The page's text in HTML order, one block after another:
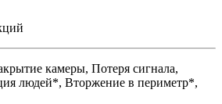
камеры, Потеря сигнала,
людей*, Вторжение в периметр*,